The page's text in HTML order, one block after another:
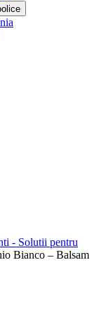
- Solutii pentru
Bianco – Balsam